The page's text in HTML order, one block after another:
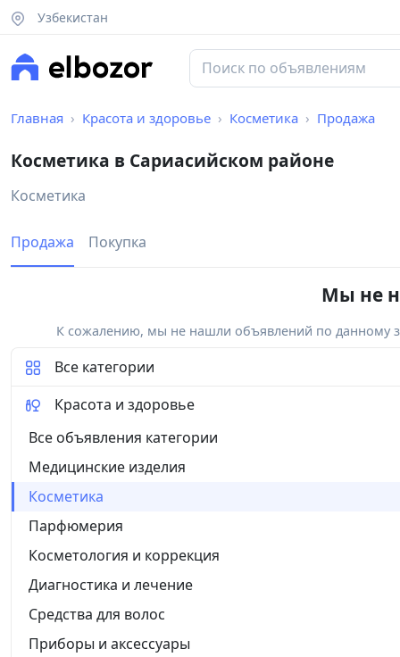
Узбекистан
Главная Красота и здоровье Косметика Продажа
Косметика в Сариасийском районе
Косметика
Продажа Покупка
Мы не
К сожалению, мы не нашли объявлений по данному
Все категории
Красота и здоровье
Все объявления категории
Медицинские изделия
Косметика
Парфюмерия
Косметология и коррекция
Диагностика и лечение
Средства для волос
Приборы и аксессуары